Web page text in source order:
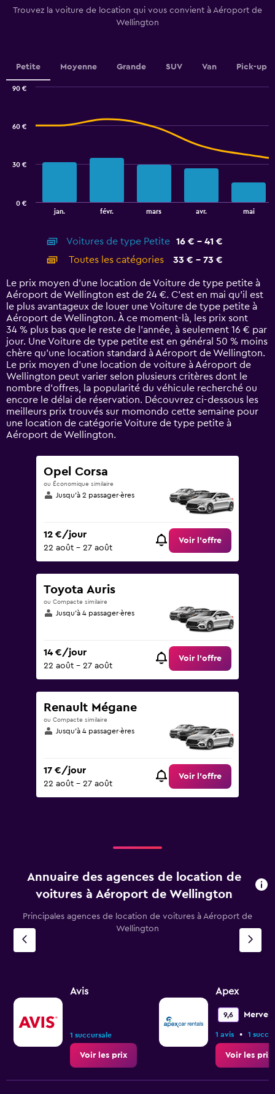
categories.
Y
displaying
20
Trouvez la voiture de location qui vous convient à Aéroport de
Wellington
Petite Moyenne Grande SUV Van Pick-up
displaying
categories.
14
categories.
The
chart
has
1
Y
axis
displaying
values.
Range:
0
to
90.
jan. févr. mars avr. mai
0 €
30 €
60 €
90 €
Voitures de type Petite
16 € - 41 €
Toutes les catégories
33 € - 73 €
Le prix moyen d’une location de Voiture de type petite à
Aéroport de Wellington est de 24 €. C’est en mai qu'il est
le plus avantageux de louer une Voiture de type petite à
Aéroport de Wellington. À ce moment-là, les prix sont
34 % plus bas que le reste de l’année, à seulement 16 € par
jour. Une Voiture de type petite est en général 50 % moins
chère qu'une location standard à Aéroport de Wellington.
Le prix moyen d’une location de voiture à Aéroport de
Wellington peut varier selon plusieurs critères dont le
nombre d’offres, la popularité du véhicule recherché ou
encore le délai de réservation. Découvrez ci-dessous les
meilleurs prix trouvés sur momondo cette semaine pour
une location de catégorie Voiture de type petite à
Aéroport de Wellington.
Opel Corsa
ou Économique similaire
Jusqu’à 2 passager·ères
12 €/jour
22 août - 27 août
Voir l’offre
Toyota Auris
ou Compacte similaire
Jusqu’à 4 passager·ères
14 €/jour
22 août - 27 août
Voir l’offre
Renault Mégane
ou Compacte similaire
Jusqu’à 4 passager·ères
17 €/jour
22 août - 27 août
Voir l’offre
Annuaire des agences de location de
voitures à Aéroport de Wellington
Principales agences de location de voitures à Aéroport de
Wellington
Avis
1 succursale
Voir les prix
Apex
9,6
1 avis • 1
Voir les prix